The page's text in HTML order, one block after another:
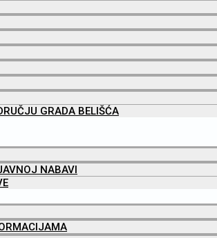
GRADA BELIŠĆA
NABAVI